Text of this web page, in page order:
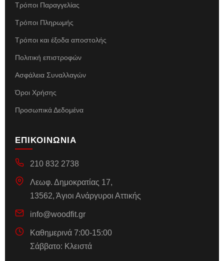
Τρόποι Παραγγελίας
Τρόποι Πληρωμής
Τρόποι και έξοδα αποστολής
Πολιτική επιστροφών
Ασφάλεια Συναλλαγών
Όροι Χρήσης
Προσωπικά Δεδομένα
ΕΠΙΚΟΙΝΩΝΙΑ
210 832 2738
Λεωφ. Δημοκρατίας 17,
13562, Άγιοι Ανάργυροι Αττικής
info@woodfit.gr
Καθημερινά 7:00-15:00
Σάββατο: Κλειστά